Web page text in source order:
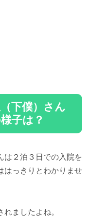
下僕）さん
子は？
は２泊３日での入院を
はっきりとわかりませ
ましたよね。